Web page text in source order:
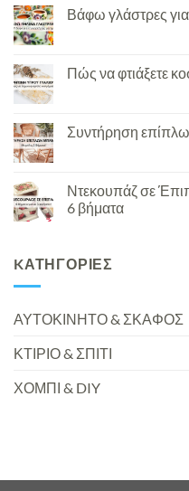
Βάφω γλάστρες για
Πώς να φτιάξετε
Συντήρηση
Ντεκουπάζ σε
6 βήματα
KΑΤΗΓΟΡΊΕΣ
ΑΥΤΟΚΙΝΗΤΟ & ΣΚΑΦΟΣ
ΚΤΙΡΙΟ & ΣΠΙΤΙ
ΧΟΜΠΙ & DIY